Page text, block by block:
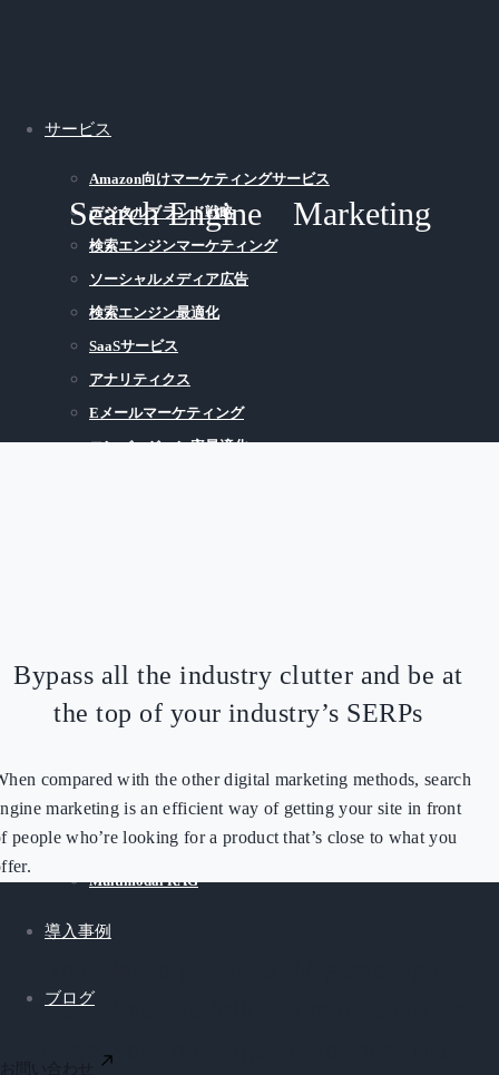
サービス
Amazon向けマーケティングサービス
デジタルブランド戦略
検索エンジンマーケティング
ソーシャルメディア広告
検索エンジン最適化
SaaSサービス
アナリティクス
Eメールマーケティング
コンバージョン率最適化
PDF-to-Webpage
AI-Powered Real-Time Language Interpreter
DAM Bot
AI Blogger
Website Accessibility Checker
Multimodal RAG
導入事例
ブログ
Search Engine Marketing
Bypass all the industry clutter and be at
the top of your industry’s SERPs
compared with the other digital marketing methods, search
marketing is an efficient way of getting your site in front
people who’re looking for a product that’s close to what you
every time, we follow a mantra that is
to get your message out to those that